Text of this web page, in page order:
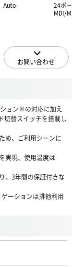
Auto-
24ポ
MDI/
お問い合わせ
ョン※の対応に加え
切替スイッチを搭載し
め、ご利用シーンに
実現、使用温度は
、3年間の保証付きな
ーションは排他利用